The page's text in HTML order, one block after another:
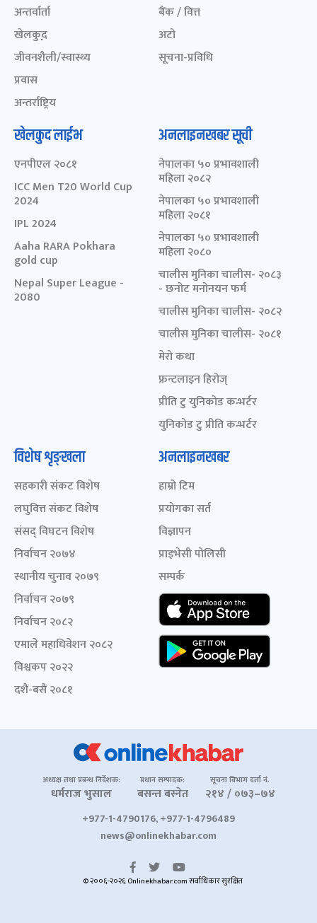
अन्तर्वार्ता
खेलकुद़़
जीवनशैली/स्वास्थ्य
प्रवास
अन्तर्राष्ट्रिय
बैंक / वित्त
अटो
सूचना-प्रविधि
खेलकुद लाईभ
एनपीएल २०८१
ICC Men T20 World Cup
2024
IPL 2024
Aaha RARA Pokhara
gold cup
Nepal Super League -
2080
अनलाइनखबर सूची
नेपालका ५० प्रभावशाली
महिला २०८२
नेपालका ५० प्रभावशाली
महिला २०८१
नेपालका ५० प्रभावशाली
महिला २०८०
चालीस मुनिका चालीस- २०८३
- छनोट मनोनयन फर्म
चालीस मुनिका चालीस- २०८२
चालीस मुनिका चालीस- २०८१
मेरो कथा
फ्रन्टलाइन हिरोज्
प्रीति टु युनिकोड कन्भर्टर
युनिकोड टु प्रीति कन्भर्टर
विशेष शृङ्खला
सहकारी संकट विशेष
लघुवित्त संकट विशेष
संसद् विघटन विशेष
निर्वाचन २०७४
स्थानीय चुनाव २०७९
निर्वाचन २०७९
निर्वाचन २०८२
एमाले महाधिवेशन २०८२
विश्वकप २०२२
दशैं-बसैं २०८१
अनलाइनखबर
हाम्रो टिम
प्रयोगका सर्त
विज्ञापन
प्राइभेसी पोलिसी
सम्पर्क
अध्यक्ष तथा प्रबन्ध निर्देशक:
धर्मराज भुसाल
प्रधान सम्पादक:
बसन्त बस्नेत
सूचना विभाग दर्ता नं.
२१४ / ०७३–७४
+977-1-4790176, +977-1-4796489
news@onlinekhabar.com
© २००६-२०२६ Onlinekhabar.com सर्वाधिकार सुरक्षित